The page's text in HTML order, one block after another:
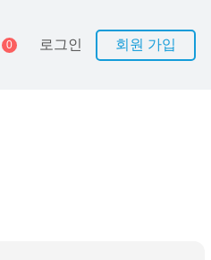
0 로그인 회원 가입